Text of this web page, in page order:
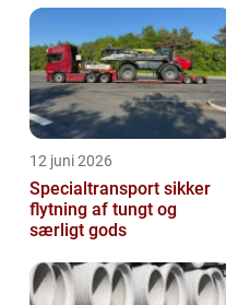
12 juni 2026
Specialtransport sikker
flytning af tungt og
særligt gods